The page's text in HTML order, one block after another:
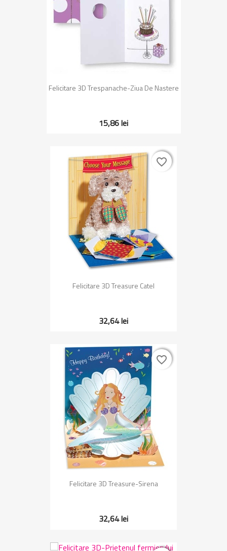
Felicitare 3D Trespanache-Ziua De Nastere
15,86 lei
Felicitare 3D Treasure Catel
32,64 lei
favorite_border
favorite_border
Felicitare 3D Treasure-Sirena
32,64 lei
favorite_border
favorite_border